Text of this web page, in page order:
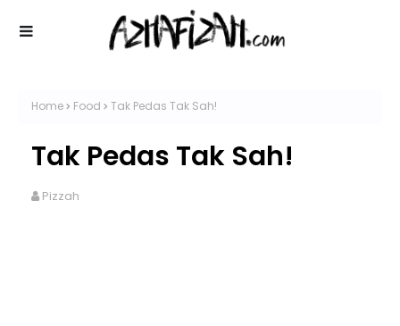
Home Food Tak Pedas Tak Sah!
Tak Pedas Tak Sah!
Pizzah